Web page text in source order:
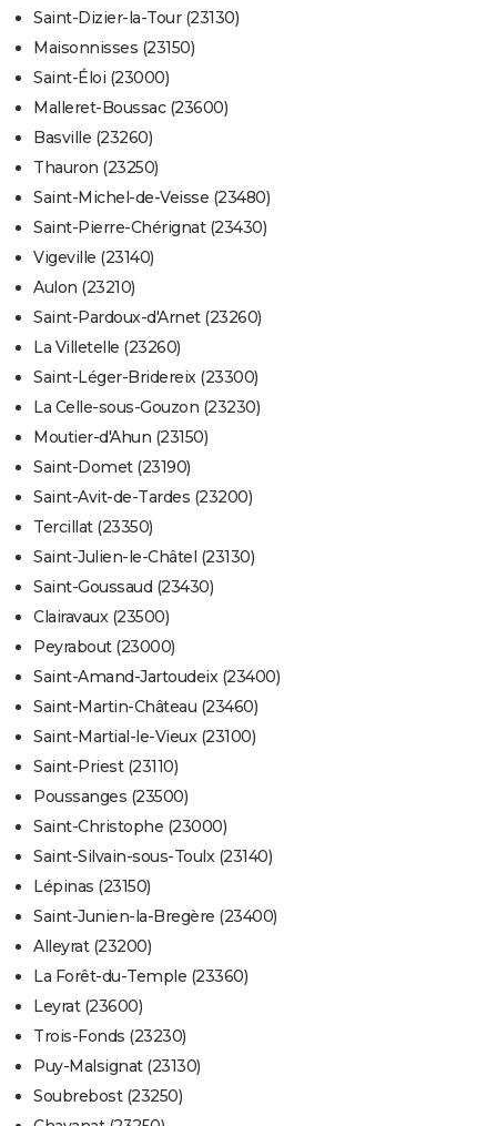
Saint-Dizier-la-Tour (23130)
Maisonnisses (23150)
Saint-Éloi (23000)
Malleret-Boussac (23600)
Basville (23260)
Thauron (23250)
Saint-Michel-de-Veisse (23480)
Saint-Pierre-Chérignat (23430)
Vigeville (23140)
Aulon (23210)
Saint-Pardoux-d'Arnet (23260)
La Villetelle (23260)
Saint-Léger-Bridereix (23300)
La Celle-sous-Gouzon (23230)
Moutier-d'Ahun (23150)
Saint-Domet (23190)
Saint-Avit-de-Tardes (23200)
Tercillat (23350)
Saint-Julien-le-Châtel (23130)
Saint-Goussaud (23430)
Clairavaux (23500)
Peyrabout (23000)
Saint-Amand-Jartoudeix (23400)
Saint-Martin-Château (23460)
Saint-Martial-le-Vieux (23100)
Saint-Priest (23110)
Poussanges (23500)
Saint-Christophe (23000)
Saint-Silvain-sous-Toulx (23140)
Lépinas (23150)
Saint-Junien-la-Bregère (23400)
Alleyrat (23200)
La Forêt-du-Temple (23360)
Leyrat (23600)
Trois-Fonds (23230)
Puy-Malsignat (23130)
Soubrebost (23250)